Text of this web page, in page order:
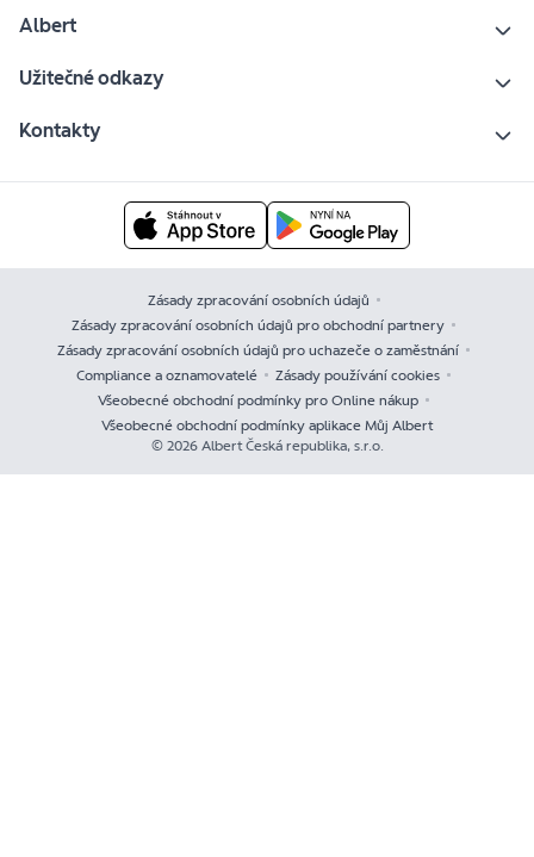
Albert
Užitečné odkazy
Kontakty
Zásady zpracování osobních údajů
Zásady zpracování osobních údajů pro obchodní partnery
Zásady zpracování osobních údajů pro uchazeče o zaměstnání
Compliance a oznamovatelé
Zásady používání cookies
Všeobecné obchodní podmínky pro Online nákup
Všeobecné obchodní podmínky aplikace Můj Albert
© 2026 Albert Česká republika, s.r.o.